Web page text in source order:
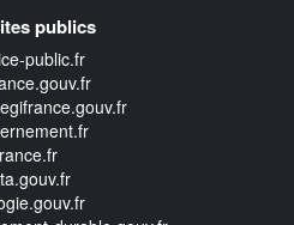
publics
public.fr